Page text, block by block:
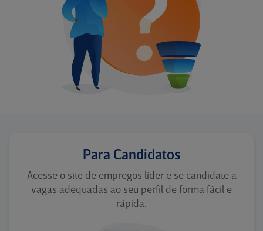
Para Candidatos
Acesse o site de empregos líder e se candidate a
vagas adequadas ao seu perfil de forma fácil e
rápida.